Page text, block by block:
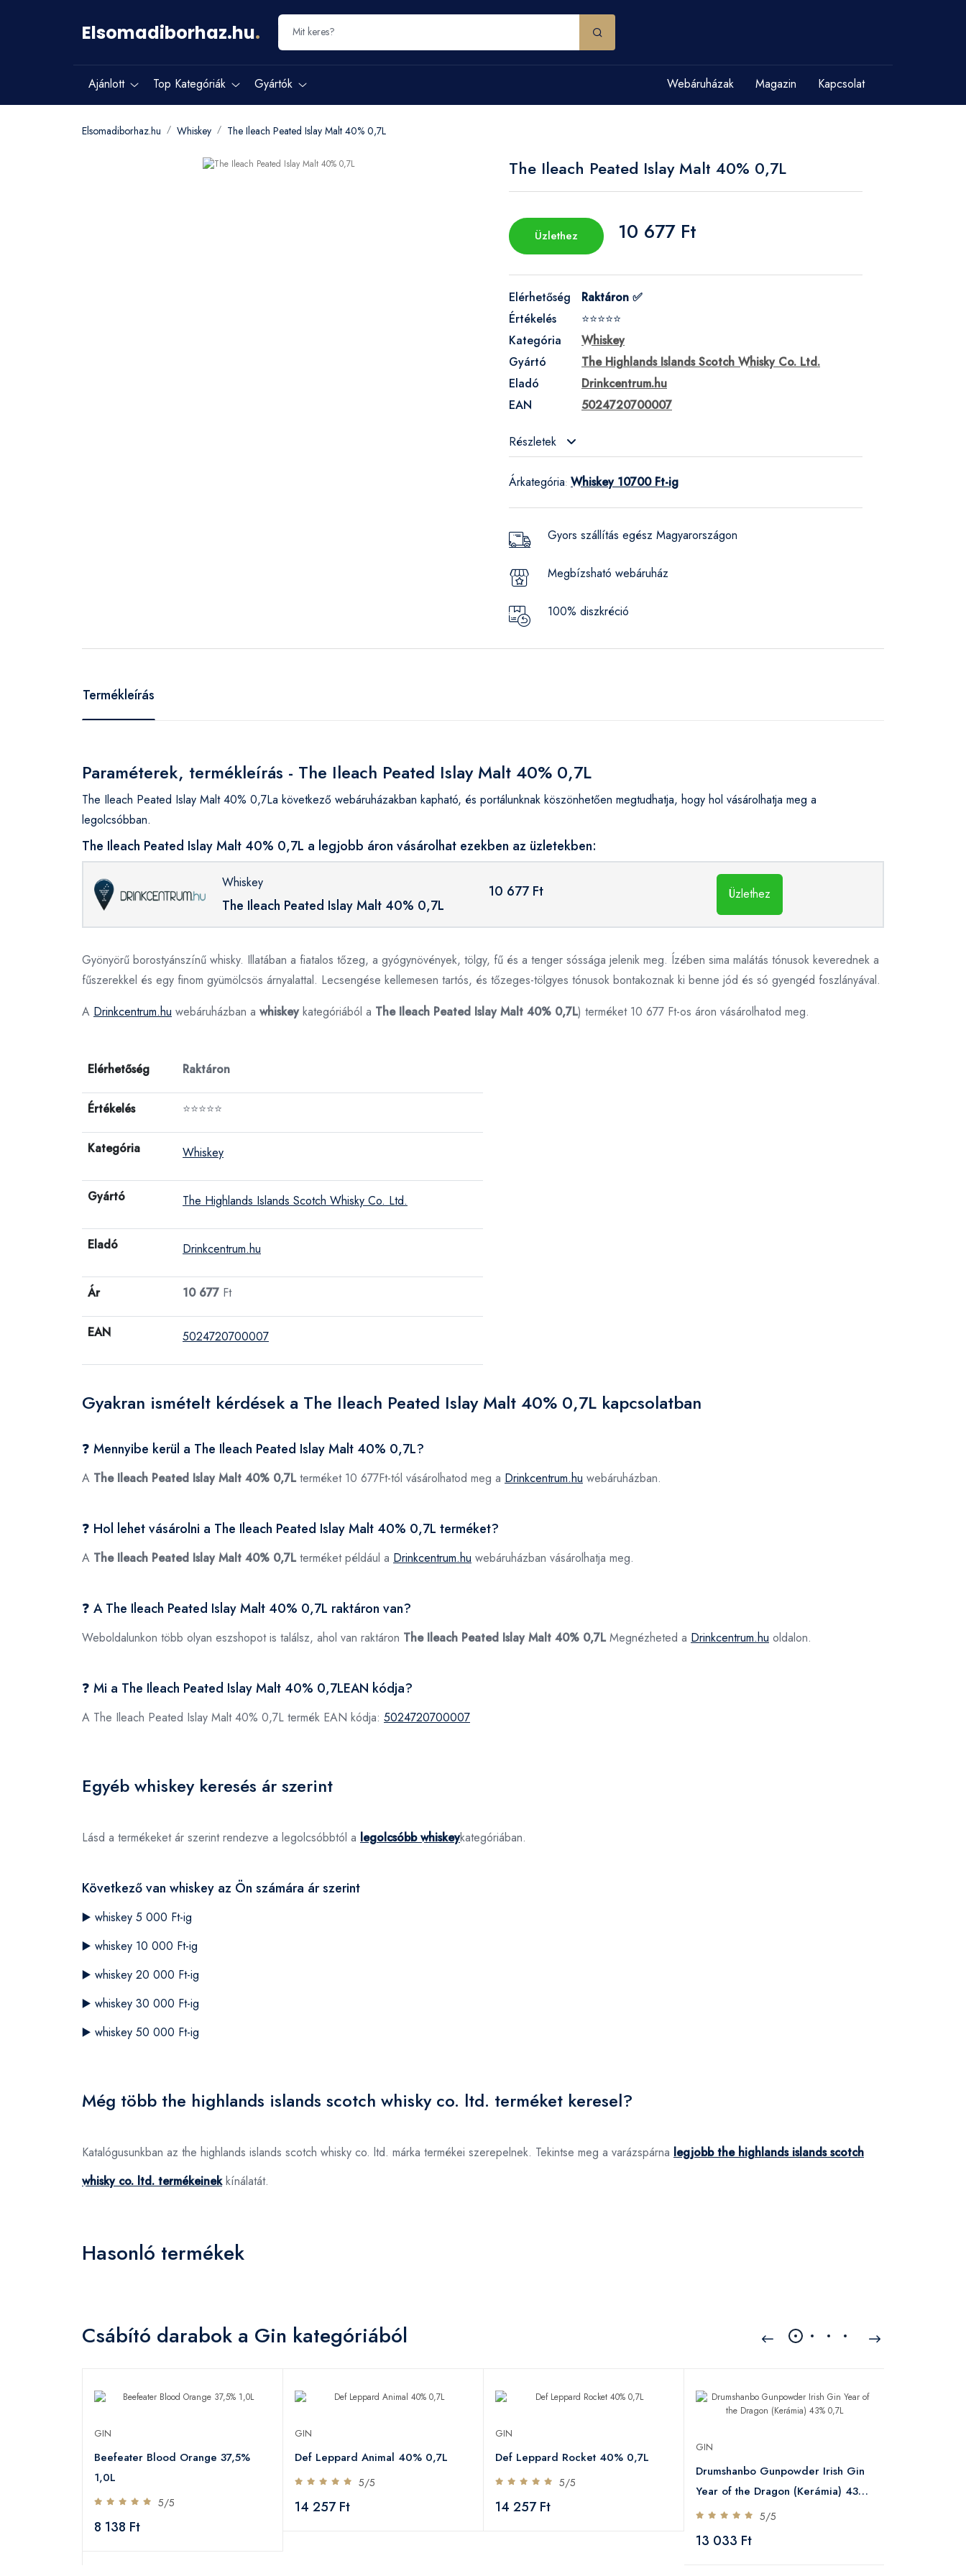
Elsomadiborhaz.hu.
Ajánlott Top Kategóriák Gyártók Webáruházak Magazin Kapcsolat
Elsomadiborhaz.hu Whiskey The Ileach Peated Islay Malt 40% 0,7L
The Ileach Peated Islay Malt 40% 0,7L
Üzlethez 10 677 Ft
Elérhetőség
Raktáron ✅
Értékelés
⭐⭐⭐⭐⭐
Kategória
Whiskey
Gyártó
The Highlands Islands Scotch Whisky Co. Ltd.
Eladó
Drinkcentrum.hu
EAN
5024720700007
Részletek
Árkategória: Whiskey 10700 Ft-ig
Gyors szállítás egész Magyarországon
Megbízsható webáruház
100% diszkréció
Termékleírás
Paraméterek, termékleírás - The Ileach Peated Islay Malt 40% 0,7L
The Ileach Peated Islay Malt 40% 0,7La következő webáruházakban kapható, és portálunknak köszönhetően megtudhatja, hogy hol vásárolhatja meg a
legolcsóbban.
The Ileach Peated Islay Malt 40% 0,7L a legjobb áron vásárolhat ezekben az üzletekben:
Whiskey
The Ileach Peated Islay Malt 40% 0,7L
10 677 Ft Üzlethez
Gyönyörű borostyánszínű whisky. Illatában a fiatalos tőzeg, a gyógynövények, tölgy, fű és a tenger sóssága jelenik meg. Ízében sima malátás tónusok keverednek a
fűszerekkel és egy finom gyümölcsös árnyalattal. Lecsengése kellemesen tartós, és tőzeges-tölgyes tónusok bontakoznak ki benne jód és só gyengéd foszlányával.
A Drinkcentrum.hu webáruházban a whiskeykategóriából a The Ileach Peated Islay Malt 40% 0,7L) terméket 10 677 Ft-os áron vásárolhatod meg.
Elérhetőség Raktáron
Értékelés ⭐⭐⭐⭐⭐
Kategória Whiskey
Gyártó The Highlands Islands Scotch Whisky Co. Ltd.
Eladó Drinkcentrum.hu
Ár 10 677 Ft
EAN 5024720700007
Gyakran ismételt kérdések a The Ileach Peated Islay Malt 40% 0,7L kapcsolatban
❓ Mennyibe kerül a The Ileach Peated Islay Malt 40% 0,7L?
A The Ileach Peated Islay Malt 40% 0,7Lterméket 10 677Ft-tól vásárolhatod meg a Drinkcentrum.hu webáruházban.
❓ Hol lehet vásárolni a The Ileach Peated Islay Malt 40% 0,7L terméket?
A The Ileach Peated Islay Malt 40% 0,7Lterméket például a Drinkcentrum.hu webáruházban vásárolhatja meg.
❓ A The Ileach Peated Islay Malt 40% 0,7L raktáron van?
Weboldalunkon több olyan eszshopot is találsz, ahol van raktáron The Ileach Peated Islay Malt 40% 0,7LMegnézheted a Drinkcentrum.hu oldalon.
❓ Mi a The Ileach Peated Islay Malt 40% 0,7LEAN kódja?
A The Ileach Peated Islay Malt 40% 0,7L termék EAN kódja: 5024720700007
Egyéb whiskey keresés ár szerint
Lásd a termékeket ár szerint rendezve a legolcsóbbtól a legolcsóbb whiskeykategóriában.
Következő van whiskey az Ön számára ár szerint
▶️ whiskey 5 000 Ft-ig
▶️ whiskey 10 000 Ft-ig
▶️ whiskey 20 000 Ft-ig
▶️ whiskey 30 000 Ft-ig
▶️ whiskey 50 000 Ft-ig
Még több the highlands islands scotch whisky co. ltd. terméket keresel?
Katalógusunkban az the highlands islands scotch whisky co. ltd. márka termékei szerepelnek. Tekintse meg a varázspárna legjobb the highlands islands scotch
whisky co. ltd. termékeinekkínálatát.
Hasonló termékek
Csábító darabok a Gin kategóriából
GIN
Beefeater Blood Orange 37,5%
1,0L
5/5
8 138 Ft
GIN
Def Leppard Animal 40% 0,7L
5/5
14 257 Ft
GIN
Def Leppard Rocket 40% 0,7L
5/5
14 257 Ft
GIN
Drumshanbo Gunpowder Irish Gin
Year of the Dragon (Kerámia) 43%
0,7L
5/5
13 033 Ft